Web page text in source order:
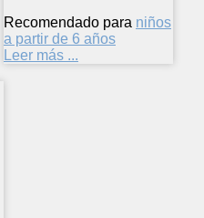
Recomendado para niños
a partir de 6 años
Leer más ...